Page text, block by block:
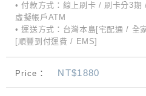
• 付款方式：線上刷卡 / 刷卡分3
虛擬帳戶ATM
• 運送方式：台灣本島[宅配通 / 全
[順豐到付運費 / EMS]
Price： NT$1880